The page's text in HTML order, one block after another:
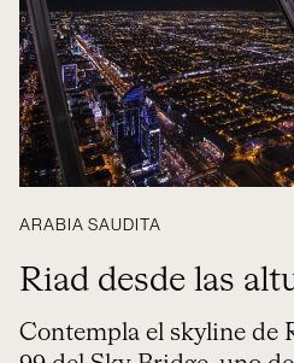
ARABIA SAUDITA
Riad desde las
Contempla el skyline de